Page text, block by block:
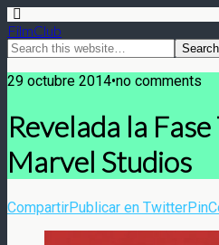
FilmClub
29 octubre 2014•no comments
Revelada la
Marvel Studios
CompartirPublicar en TwitterPin